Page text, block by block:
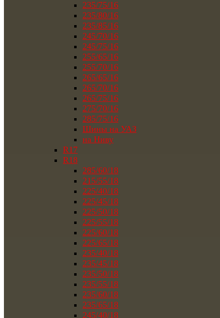
235/75/16
235/80/16
235/85/16
245/70/16
245/75/16
255/65/16
255/70/16
265/65/16
265/70/16
265/75/16
275/70/16
285/75/16
Шины на УАЗ
на Ниву
R17
R18
285/60/18
215/55/18
225/40/18
225/45/18
225/50/18
225/55/18
225/60/18
225/65/18
235/40/18
235/45/18
235/50/18
235/55/18
235/60/18
235/65/18
245/40/18